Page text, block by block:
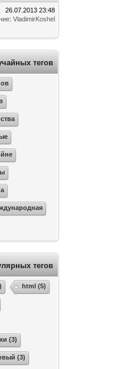
26.07.2013 23:48
:VladimirKoshel
тегов
тегов
html (5)
(3)
(3)